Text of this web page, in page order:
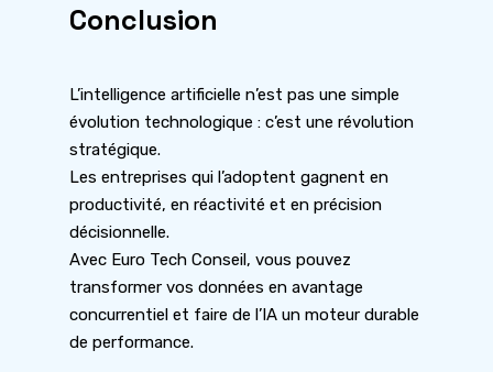
Conclusion
L’intelligence artificielle n’est pas une simple
évolution technologique : c’est une révolution
stratégique.
Les entreprises qui l’adoptent gagnent en
productivité, en réactivité et en précision
décisionnelle.
Avec Euro Tech Conseil, vous pouvez
transformer vos données en avantage
concurrentiel et faire de l’IA un moteur durable
de performance.